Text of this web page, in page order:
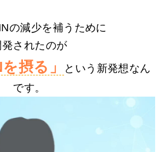
の減少を補うために
発されたのが
摂る」
という新発想なん
です。